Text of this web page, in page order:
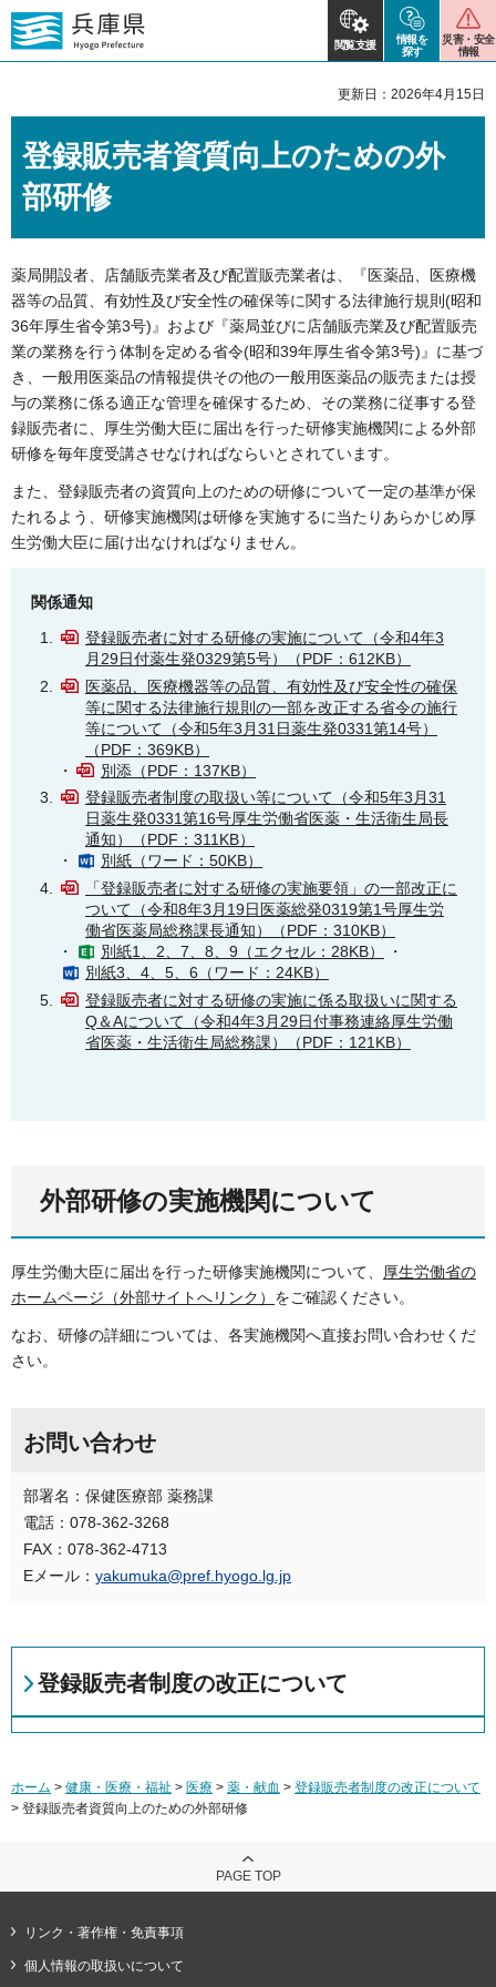
閲覧支援
情報を
探す
災害・安全
情報
更新日：2026年4月15日
登録販売者資質向上のための外
部研修
薬局開設者、店舗販売業者及び配置販売業者は、『医薬品、医療機
器等の品質、有効性及び安全性の確保等に関する法律施行規則(昭和
36年厚生省令第3号)』および『薬局並びに店舗販売業及び配置販売
業の業務を行う体制を定める省令(昭和39年厚生省令第3号)』に基づ
き、一般用医薬品の情報提供その他の一般用医薬品の販売または授
与の業務に係る適正な管理を確保するため、その業務に従事する登
録販売者に、厚生労働大臣に届出を行った研修実施機関による外部
研修を毎年度受講させなければならいとされています。
また、登録販売者の資質向上のための研修について一定の基準が保
たれるよう、研修実施機関は研修を実施するに当たりあらかじめ厚
生労働大臣に届け出なければなりません。
関係通知
登録販売者に対する研修の実施について（令和4年3
月29日付薬生発0329第5号）（PDF：612KB）
医薬品、医療機器等の品質、有効性及び安全性の確保
等に関する法律施行規則の一部を改正する省令の施行
等について（令和5年3月31日薬生発0331第14号）
（PDF：369KB）
・
別添（PDF：137KB）
登録販売者制度の取扱い等について（令和5年3月31
日薬生発0331第16号厚生労働省医薬・生活衛生局長
通知）（PDF：311KB）
・
別紙（ワード：50KB）
「登録販売者に対する研修の実施要領」の一部改正に
ついて（令和8年3月19日医薬総発0319第1号厚生労
働省医薬局総務課長通知）（PDF：310KB）
・
別紙1、2、7、8、9（エクセル：28KB）
・
別紙3、4、5、6（ワード：24KB）
登録販売者に対する研修の実施に係る取扱いに関する
Q＆Aについて（令和4年3月29日付事務連絡厚生労働
省医薬・生活衛生局総務課）（PDF：121KB）
外部研修の実施機関について
厚生労働大臣に届出を行った研修実施機関について、
厚生労働省の
ホームページ（外部サイトへリンク） をご確認ください。
なお、研修の詳細については、各実施機関へ直接お問い合わせくだ
さい。
お問い合わせ
部署名：保健医療部 薬務課
電話：078-362-3268
FAX：078-362-4713
Eメール： yakumuka@pref.hyogo.lg.jp
登録販売者制度の改正について
ホーム > 健康・医療・福祉 > 医療 > 薬・献血 > 登録販売者制度の改正について
> 登録販売者資質向上のための外部研修
PAGE TOP
リンク・著作権・免責事項
個人情報の取扱いについて